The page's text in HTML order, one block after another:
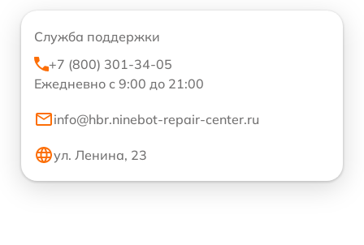
Служба поддержки
+7 (800) 301-34-05
Ежедневно с 9:00 до 21:00
info@hbr.ninebot-repair-center.ru
ул. Ленина, 23